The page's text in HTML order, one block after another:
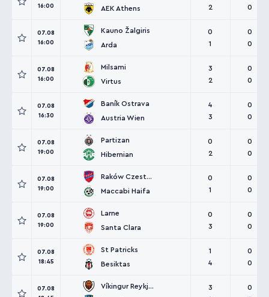
16:00
AEK Athens
2
0
07.08
16:00
Kauno Žalgiris
Arda
0
1
0
0
07.08
16:00
Milsami
Virtus
3
2
0
0
07.08
16:30
Baník Ostrava
Austria Wien
4
3
0
0
07.08
19:00
Partizan
Hibernian
0
2
0
0
07.08
19:00
Raków Czestochowa
Maccabi Haifa
0
1
0
0
07.08
19:00
Larne
Santa Clara
0
3
0
0
07.08
18:45
St Patricks
Besiktas
1
4
0
0
07.08
Víkingur Reykjavík
3
0